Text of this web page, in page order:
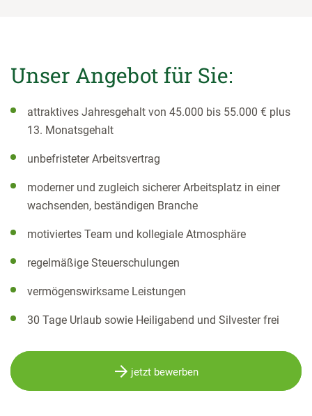
Unser Angebot für Sie:
attraktives Jahresgehalt von 45.000 bis 55.000 € plus
13. Monatsgehalt
unbefristeter Arbeitsvertrag
moderner und zugleich sicherer Arbeitsplatz in einer
wachsenden, beständigen Branche
motiviertes Team und kollegiale Atmosphäre
regelmäßige Steuerschulungen
vermögenswirksame Leistungen
30 Tage Urlaub sowie Heiligabend und Silvester frei
jetzt bewerben